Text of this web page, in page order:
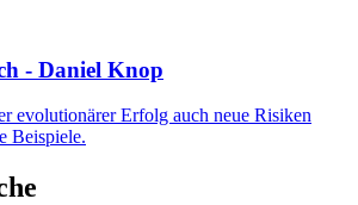
- Daniel Knop
evolutionärer Erfolg auch neue Risiken
Beispiele.